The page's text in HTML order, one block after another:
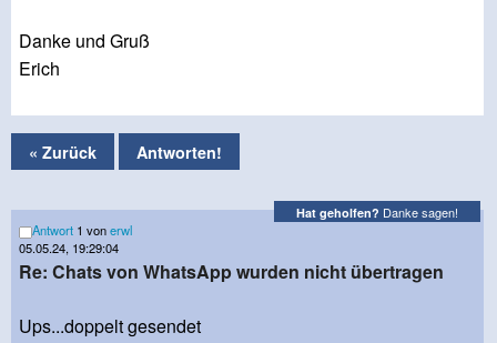
Danke und Gruß
Erich
« Zurück Antworten!
Hat geholfen? Danke sagen!
Antwort 1 vonerwl
05.05.24, 19:29:04
Re: Chats von WhatsApp wurden nicht übertragen
Ups...doppelt gesendet